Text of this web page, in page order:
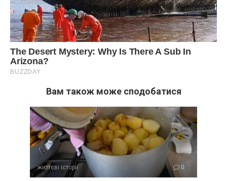
Вам також може сподобатися
життєві історії 0